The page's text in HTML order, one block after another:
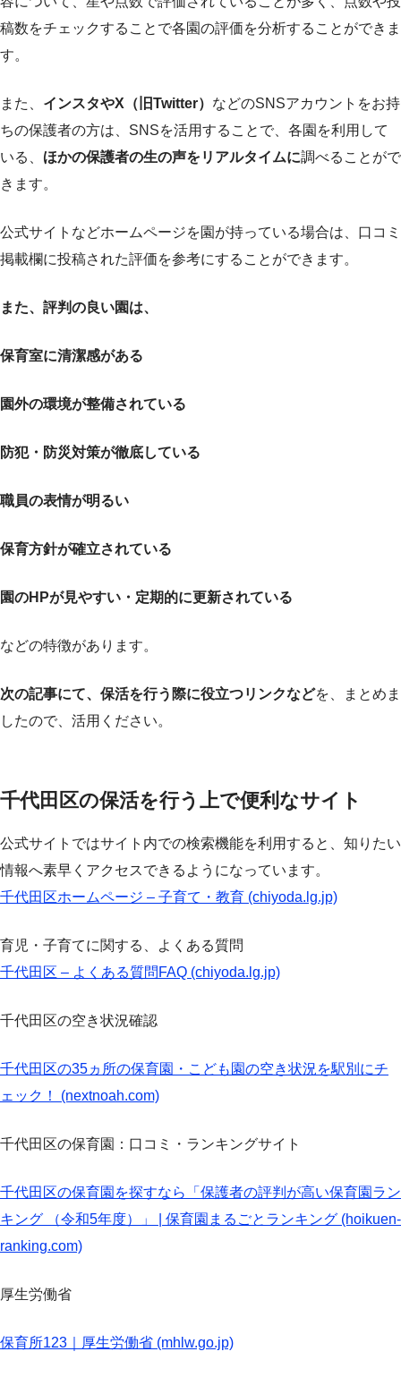
稿数をチェックすることで各園の評価を分析することができま
す。
また、 インスタやX（旧Twitter） などのSNSアカウントをお持
ちの保護者の方は、SNSを活用することで、各園を利用して
いる、 ほかの保護者の生の声をリアルタイムに調べることがで
きます。
公式サイトなどホームページを園が持っている場合は、口コミ
掲載欄に投稿された評価を参考にすることができます。
また、評判の良い園は、
保育室に清潔感がある
園外の環境が整備されている
防犯・防災対策が徹底している
職員の表情が明るい
保育方針が確立されている
園のHPが見やすい・定期的に更新されている
などの特徴があります。
次の記事にて、保活を行う際に役立つリンクなどを、まとめま
したので、活用ください。
千代田区の保活を行う上で便利なサイト
公式サイトではサイト内での検索機能を利用すると、知りたい
情報へ素早くアクセスできるようになっています。
千代田区ホームページ – 子育て・教育 (chiyoda.lg.jp)
育児・子育てに関する、よくある質問
千代田区 – よくある質問FAQ (chiyoda.lg.jp)
千代田区の空き状況確認
千代田区の35ヵ所の保育園・こども園の空き状況を駅別にチ
ェック！ (nextnoah.com)
千代田区の保育園：口コミ・ランキングサイト
千代田区の保育園を探すなら「保護者の評判が高い保育園ラン
キング （令和5年度）」 | 保育園まるごとランキング (hoikuen-
ranking.com)
厚生労働省
保育所123｜厚生労働省 (mhlw.go.jp)